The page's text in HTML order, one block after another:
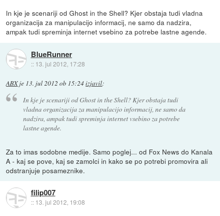
In kje je scenariji od Ghost in the Shell? Kjer obstaja tudi vladna
organizacija za manipulacijo informacij, ne samo da nadzira,
ampak tudi spreminja internet vsebino za potrebe lastne agende.
BlueRunner
:: 13. jul 2012, 17:28
ABXje 13. jul 2012 ob 15:24izjavil:
In kje je scenariji od Ghost in the Shell? Kjer obstaja tudi
vladna organizacija za manipulacijo informacij, ne samo da
nadzira, ampak tudi spreminja internet vsebino za potrebe
lastne agende.
Za to imas sodobne medije. Samo poglej... od Fox News do Kanala
A - kaj se pove, kaj se zamolci in kako se po potrebi promovira ali
odstranjuje posameznike.
filip007
:: 13. jul 2012, 19:08